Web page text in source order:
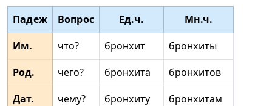
Падеж Вопрос Ед.ч.
Мн.ч.
Им.
что? бронхит
бронхиты
Род.
чего? бронхита
бронхитов
Дат.
чему? бронхиту
бронхитам